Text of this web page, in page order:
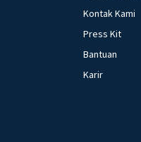
Kontak Kami
Press Kit
Bantuan
Karir